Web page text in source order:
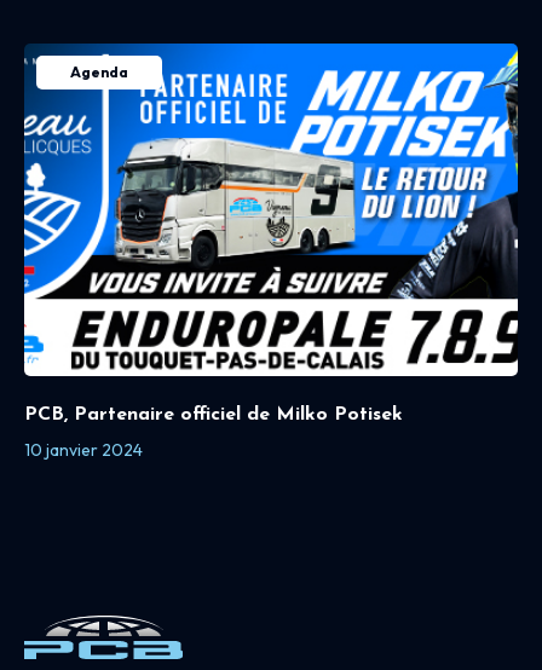
Agenda
PCB, Partenaire officiel de Milko Potisek
10 janvier 2024